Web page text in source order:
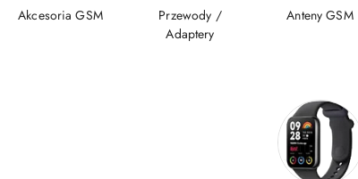
Akcesoria GSM
Przewody /
Adaptery
Anteny GSM